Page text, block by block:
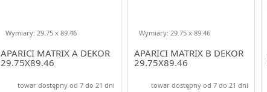
APARICI MATRIX A DEKOR
29.75X89.46
Wymiary: 29.75 x 89.46
towar dostępny od 7 do 21 dni
APARICI MATRIX B DEKOR
29.75X89.46
Wymiary: 29.75 x 89.46
towar dostępny od 7 do 21 dni